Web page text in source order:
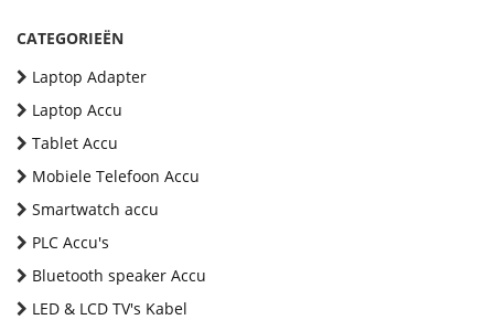
CATEGORIEËN
Laptop Adapter
Laptop Accu
Tablet Accu
Mobiele Telefoon Accu
Smartwatch accu
PLC Accu's
Bluetooth speaker Accu
LED & LCD TV's Kabel